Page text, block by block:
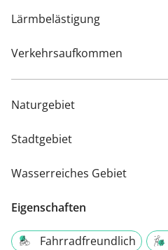
Lärmbelästigung
Verkehrsaufkommen
Naturgebiet
Stadtgebiet
Wasserreiches Gebiet
Eigenschaften
Fahrradfreundlich